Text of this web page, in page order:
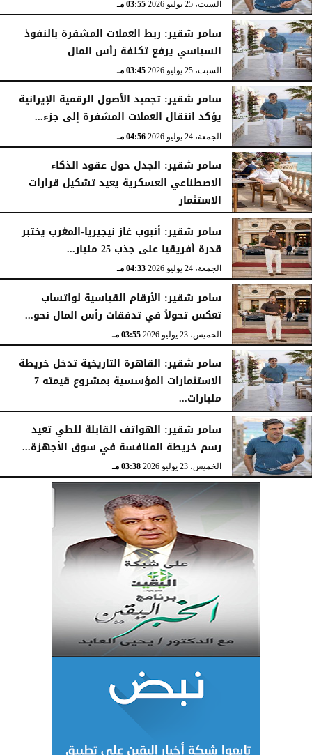
السبت، 25 يوليو 2026 03:55 مـ
سامر شقير: ربط العملات المشفرة بالنفوذ
السياسي يرفع تكلفة رأس المال
السبت، 25 يوليو 2026 03:45 مـ
سامر شقير: تجميد الأصول الرقمية الإيرانية
يؤكد انتقال العملات المشفرة إلى جزء...
الجمعة، 24 يوليو 2026 04:56 مـ
سامر شقير: الجدل حول عقود الذكاء
الاصطناعي العسكرية يعيد تشكيل قرارات
الاستثمار
الجمعة، 24 يوليو 2026 04:45 مـ
سامر شقير: أنبوب غاز نيجيريا-المغرب يختبر
قدرة أفريقيا على جذب 25 مليار...
الجمعة، 24 يوليو 2026 04:33 مـ
سامر شقير: الأرقام القياسية لواتساب
تعكس تحولاً في تدفقات رأس المال نحو...
الخميس، 23 يوليو 2026 03:55 مـ
سامر شقير: القاهرة التاريخية تدخل خريطة
الاستثمارات المؤسسية بمشروع قيمته 7
مليارات...
الخميس، 23 يوليو 2026
سامر شقير: الهواتف القابلة للطي تعيد
رسم خريطة المنافسة في سوق الأجهزة...
الخميس، 23 يوليو 2026 03:38 مـ